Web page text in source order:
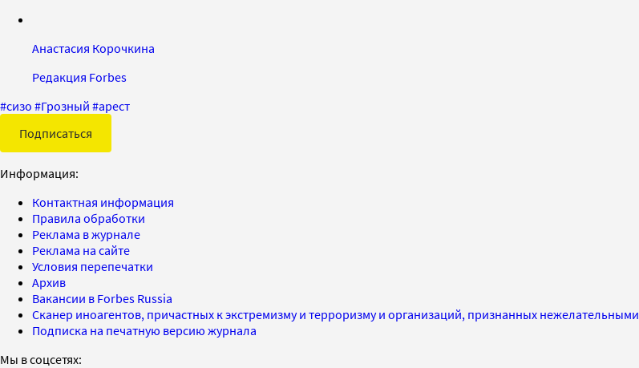
Анастасия Корочкина
Редакция Forbes
#сизо #Грозный #арест
Подписаться
Информация:
Контактная информация
Правила обработки
Реклама в журнале
Реклама на сайте
Условия перепечатки
Архив
Вакансии в Forbes Russia
Сканер иноагентов, причастных к экстремизму и терроризму и организаций, признанных нежелательными
Подписка на печатную версию журнала
Мы в соцсетях: